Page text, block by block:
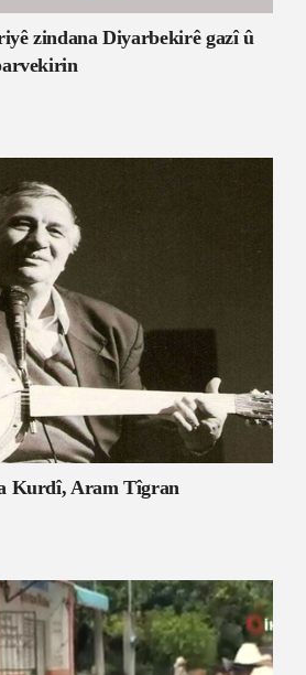
zindana Diyarbekirê gazî û
Kurdî, Aram Tîgran